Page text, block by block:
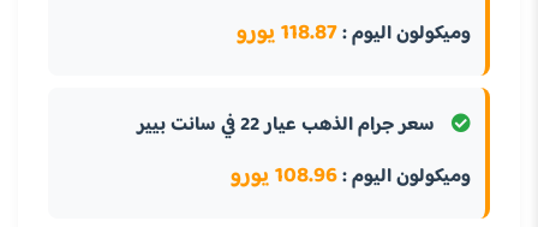
وميكولون اليوم :118.87 يورو
سعر جرام الذهب عيار 22 في سانت بيير
وميكولون اليوم :108.96 يورو